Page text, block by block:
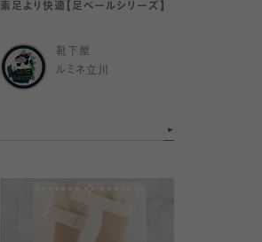
素足より快適【足ベールシリーズ】
靴下屋
ルミネ立川